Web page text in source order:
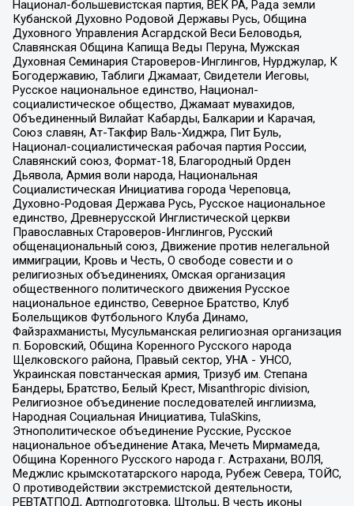
Национал-большевистская партия, ВЕК РА, Рада земли
Кубанской Духовно Родовой Державы Русь, Община
Духовного Управления Асгардской Веси Беловодья,
Славянская Община Капища Веды Перуна, Мужская
Духовная Семинария Староверов-Инглингов, Нурджулар, К
Богодержавию, Таблиги Джамаат, Свидетели Иеговы,
Русское национальное единство, Национал-
социалистическое общество, Джамаат мувахидов,
Объединенный Вилайат Кабарды, Балкарии и Карачая,
Союз славян, Ат-Такфир Валь-Хиджра, Пит Буль,
Национал-социалистическая рабочая партия России,
Славянский союз, Формат-18, Благородный Орден
Дьявола, Армия воли народа, Национальная
Социалистическая Инициатива города Череповца,
Духовно-Родовая Держава Русь, Русское национальное
единство, Древнерусской Инглистической церкви
Православных Староверов-Инглингов, Русский
общенациональный союз, Движение против нелегальной
иммиграции, Кровь и Честь, О свободе совести и о
религиозных объединениях, Омская организация
общественного политического движения Русское
национальное единство, Северное Братство, Клуб
Болельщиков Футбольного Клуба Динамо,
Файзрахманисты, Мусульманская религиозная организация
п. Боровский, Община Коренного Русского народа
Щелковского района, Правый сектор, УНА - УНСО,
Украинская повстанческая армия, Тризуб им. Степана
Бандеры, Братство, Белый Крест, Misanthropic division,
Религиозное объединение последователей инглиизма,
Народная Социальная Инициатива, TulaSkins,
Этнополитическое объединение Русские, Русское
национальное объединение Атака, Мечеть Мирмамеда,
Община Коренного Русского народа г. Астрахани, ВОЛЯ,
Меджлис крымскотатарского народа, Рубеж Севера, ТОЙС,
О противодействии экстремистской деятельности,
РЕВТАТПОД, Артподготовка, Штольц, В честь иконы